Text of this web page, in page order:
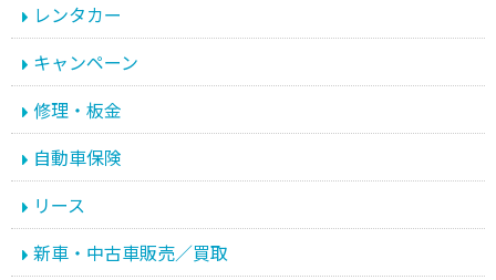
レンタカー
キャンペーン
修理・板金
自動車保険
リース
新車・中古車販売／買取